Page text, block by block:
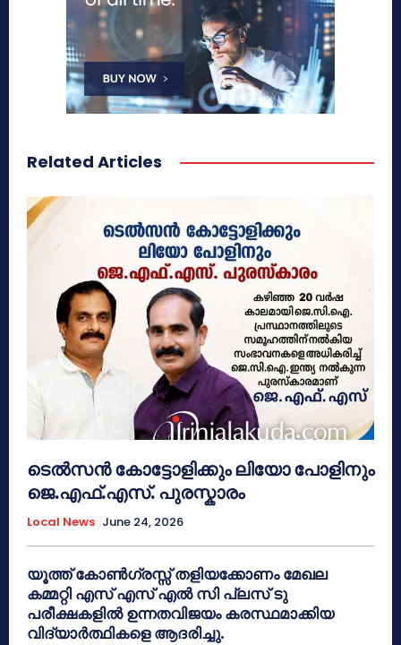
Related Articles
ടെൽസൻ കോട്ടോളിക്കും ലിയോ പോളിനും
ജെ.എഫ്.എസ്. പുരസ്കാരം
Local News June 24, 2026
യൂത്ത് കോൺഗ്രസ്സ് തളിയക്കോണം മേഖല
കമ്മറ്റി എസ് എസ് എൽ സി പ്ലസ് ടു
പരീക്ഷകളിൽ ഉന്നതവിജയം കരസ്ഥമാക്കിയ
വിദ്യാർത്ഥികളെ ആദരിച്ചു.